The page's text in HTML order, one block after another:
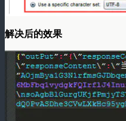
解决后的效果